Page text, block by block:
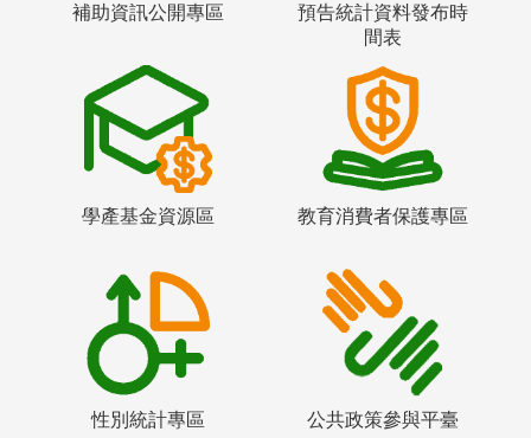
補助資訊公開專區
預告統計資料發布時
間表
學產基金資源區 教育消費者保護專區
性別統計專區 公共政策參與平臺